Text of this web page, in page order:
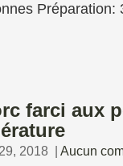
Préparation:
farci aux
2018 | Aucun